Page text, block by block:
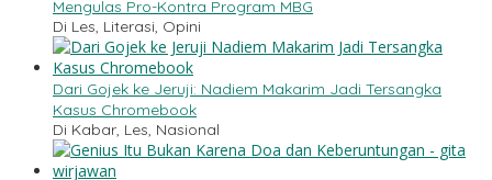
Mengulas Pro-Kontra Program MBG
Di Les, Literasi, Opini
Dari Gojek ke Jeruji: Nadiem Makarim Jadi Tersangka
Kasus Chromebook
Di Kabar, Les, Nasional